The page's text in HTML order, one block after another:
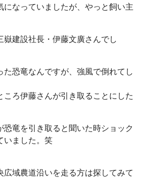
になっていましたが、やっと飼い主
嶽建設社長・伊藤文廣さんでし
た恐竜なんですが、強風で倒れてし
ころ伊藤さんが引き取ることにした
恐竜を引き取ると聞いた時ショック
いました。笑
広域農道沿いを走る方は探してみて